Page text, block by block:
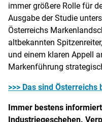
immer größere Rolle für
Ausgabe der Studie
Österreichs
altbekannten
und einem klaren Appell
Markenführung
>>> Das sind
Immer bestens
Industriegeschehen.